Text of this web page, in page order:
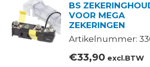
BS
VOOR MEGA
ZEKERINGEN
Artikelnummer:
€33,90 excl.BTW